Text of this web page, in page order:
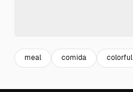
meal comida colorful